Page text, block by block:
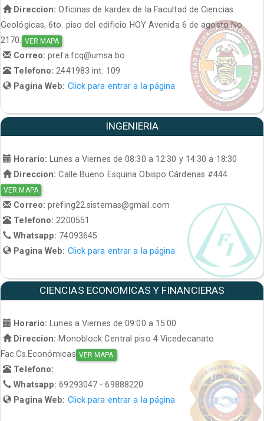
Direccion: Oficinas de kardex de la Facultad de Ciencias
Geológicas, 6to. piso del edificio HOY Avenida 6 de agosto No.
2170. VER MAPA
Correo:prefa.fcq@umsa.bo
Telefono:2441983 int. 109
Pagina Web: Click para entrar a la página
INGENIERIA
Horario:
Lunes a Viernes de 08:30 a 12:30 y 14:30 a 18:30
Direccion: Calle Bueno Esquina Obispo Cárdenas #444
VER MAPA
Correo:prefing22.sistemas@gmail.com
Telefono: 2200551
Whatsapp: 74093645
Pagina Web: Click para entrar a la página
CIENCIAS ECONOMICAS Y FINANCIERAS
Horario: Lunes a Viernes de 09:00 a 15:00
Direccion: Monoblock Central piso 4 Vicedecanato
Fac.Cs.Económicas VER MAPA
Telefono:
Whatsapp:69293047 - 69888220
Pagina Web: Click para entrar a la página